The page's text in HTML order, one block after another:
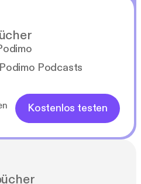
Podcasts
Kostenlos testen